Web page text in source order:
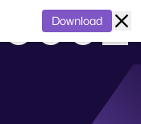
Download